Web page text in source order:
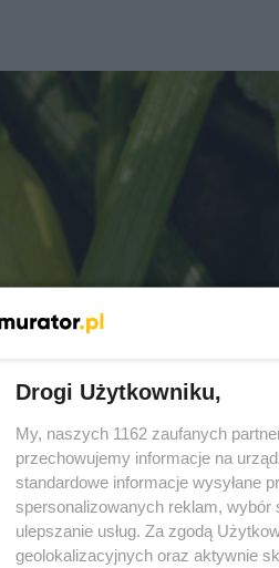
Drogi Użytkowniku,
My, naszych 1162 zaufanych
przechowujemy informacje na
standardowe informacje wysyłane
spersonalizowanych reklam, wybór
ulepszanie usług. Za zgodą
geolokalizacyjnych oraz aktywnie